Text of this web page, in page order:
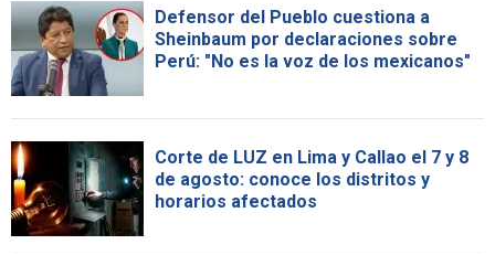
Defensor del Pueblo cuestiona a
Sheinbaum por declaraciones sobre
Perú: "No es la voz de los mexicanos"
Corte de LUZ en Lima y Callao el 7 y 8
de agosto: conoce los distritos y
horarios afectados